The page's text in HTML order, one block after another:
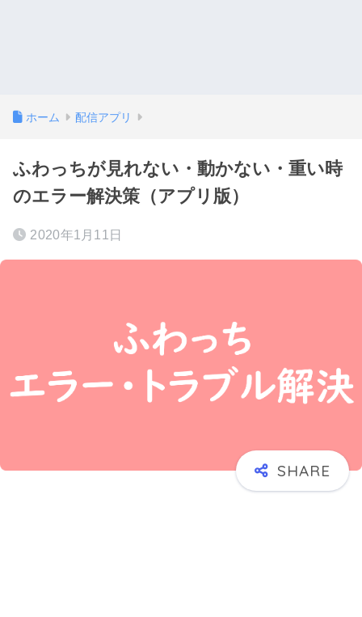
ホーム 配信アプリ
ふわっちが見れない・動かない・重い時
のエラー解決策（アプリ版）
2020年1月11日